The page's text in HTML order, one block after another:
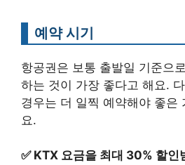
예약 시기
항공권은 보통 출발일 기준으
하는 것이 가장 좋다고 해요.
경우는 더 일찍 예약해야 좋은
요.
✅ KTX 요금을 최대 30% 할인